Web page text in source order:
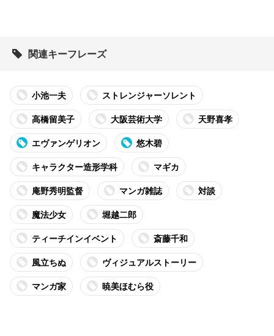
関連キーフレーズ
小池一夫 ストレンジャーソレント
高橋留美子 大阪芸術大学 天野喜孝
エヴァンゲリオン 悠木碧
キャラクター造形学科 マギカ
庵野秀明監督 マンガ雑誌 対談
魔法少女 堀越二郎
ティーチインイベント 斎藤千和
風立ちぬ ヴィジュアルストーリー
マンガ家 暁美ほむら役